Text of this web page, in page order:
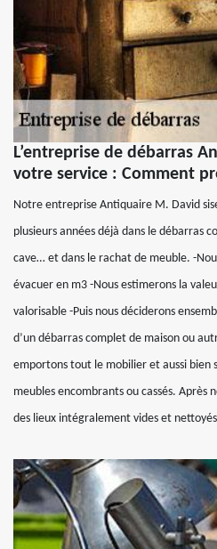
L’entreprise de débarras
votre service : Comment
Notre entreprise Antiquaire M. David
plusieurs années déjà dans le débarras
cave… et dans le rachat de meuble. -
évacuer en m3 -Nous estimerons la
valorisable -Puis nous déciderons
d’un débarras complet de maison ou
emportons tout le mobilier et aussi bien
meubles encombrants ou cassés.
des lieux intégralement vides et